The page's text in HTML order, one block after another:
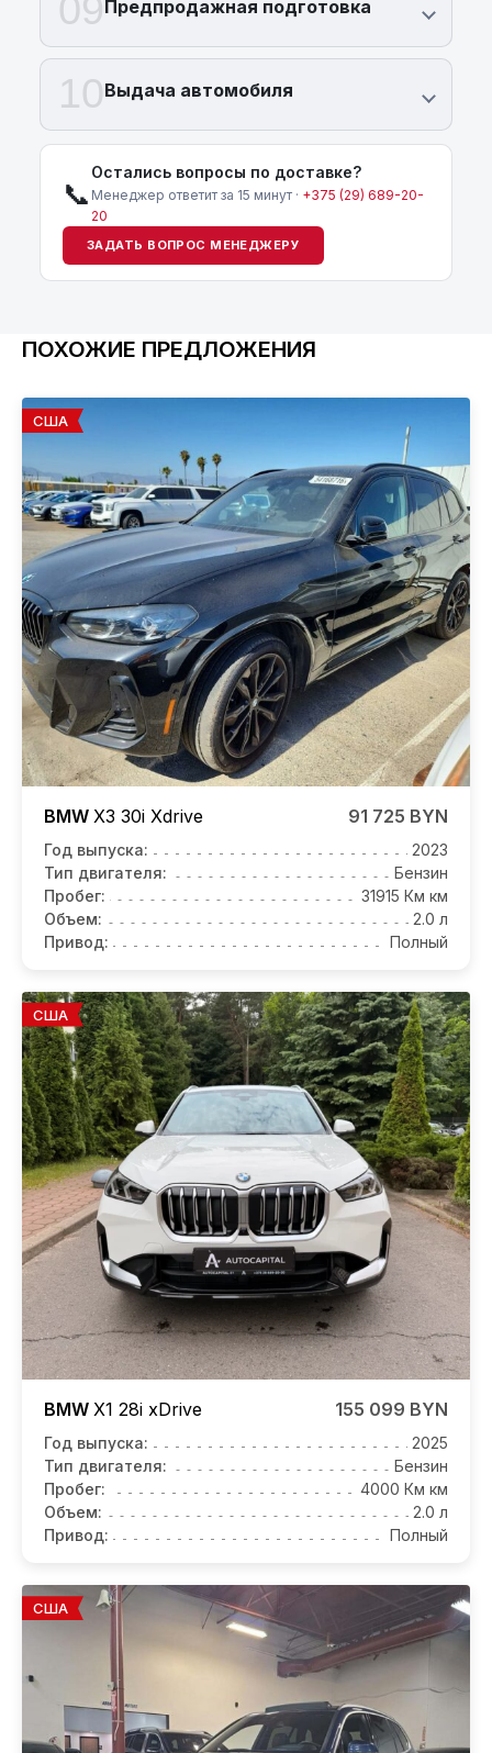
09 Предпродажная подготовка
10Выдача автомобиля
📞
Остались вопросы по доставке?
Менеджер ответит за 15 минут · +375 (29) 689-20-
20
ЗАДАТЬ ВОПРОС МЕНЕДЖЕРУ
ПОХОЖИЕ ПРЕДЛОЖЕНИЯ
США
BMW X3 30i Xdrive 91 725 BYN
Год выпуска:
2023
Тип двигателя:
Бензин
Пробег:
31915 Км км
Объем:
2.0 л
Привод:
Полный
США
BMW X1 28i xDrive 155 099 BYN
Год выпуска:
2025
Тип двигателя:
Бензин
Пробег:
4000 Км км
Объем:
2.0 л
Привод:
Полный
США